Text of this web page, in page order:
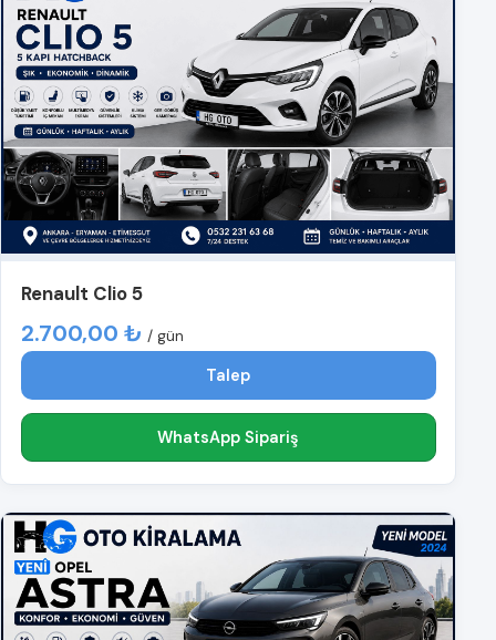
Renault Clio 5
2.700,00 ₺ / gün
Talep
WhatsApp Sipariş